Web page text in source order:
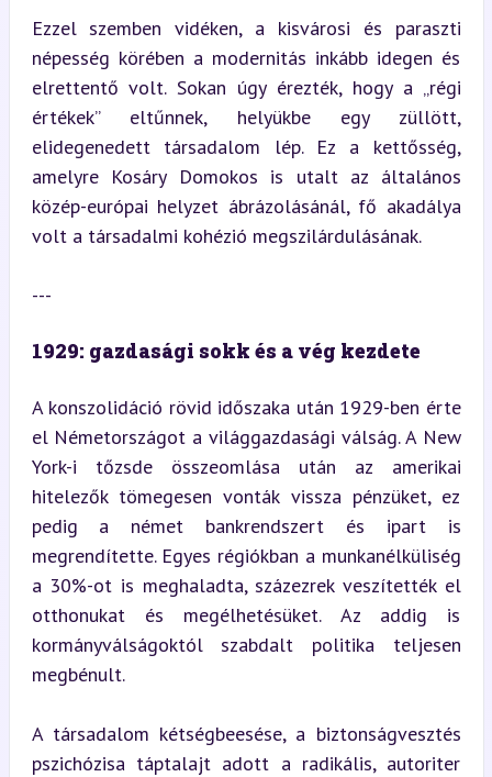
Ezzel szemben vidéken, a kisvárosi és paraszti
népesség körében a modernitás inkább idegen és
elrettentő volt. Sokan úgy érezték, hogy a „régi
értékek” eltűnnek, helyükbe egy züllött,
elidegenedett társadalom lép. Ez a kettősség,
amelyre Kosáry Domokos is utalt az általános
közép-európai helyzet ábrázolásánál, fő akadálya
volt a társadalmi kohézió megszilárdulásának.
---
1929: gazdasági sokk és a vég kezdete
A konszolidáció rövid időszaka után 1929-ben érte
el Németországot a világgazdasági válság. A New
York-i tőzsde összeomlása után az amerikai
hitelezők tömegesen vonták vissza pénzüket, ez
pedig a német bankrendszert és ipart is
megrendítette. Egyes régiókban a munkanélküliség
a 30%-ot is meghaladta, százezrek veszítették el
otthonukat és megélhetésüket. Az addig is
kormányválságoktól szabdalt politika teljesen
megbénult.
A társadalom kétségbeesése, a biztonságvesztés
pszichózisa táptalajt adott a radikális, autoriter